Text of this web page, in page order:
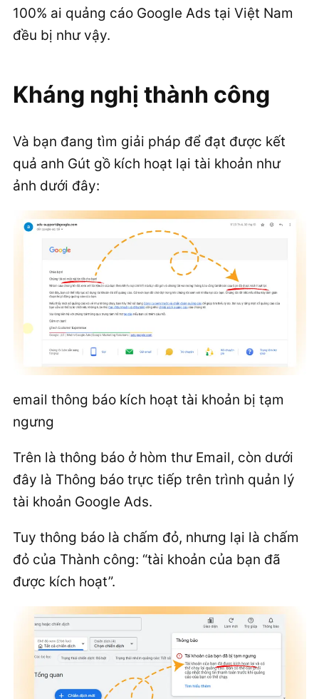
100% ai quảng cáo Google Ads tại Việt Nam
đều bị như vậy.
Kháng nghị thành công
Và bạn đang tìm giải pháp để đạt được kết
quả anh Gút gồ kích hoạt lại tài khoản như
ảnh dưới đây:
email thông báo kích hoạt tài khoản bị tạm
ngưng
Trên là thông báo ở hòm thư Email, còn dưới
đây là Thông báo trực tiếp trên trình quản lý
tài khoản Google Ads.
Tuy thông báo là chấm đỏ, nhưng lại là chấm
đỏ của Thành công: “tài khoản của bạn đã
được kích hoạt”.